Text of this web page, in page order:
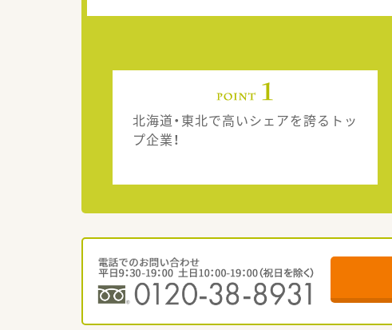
北海道・東北で高いシェアを誇るトッ
プ企業！